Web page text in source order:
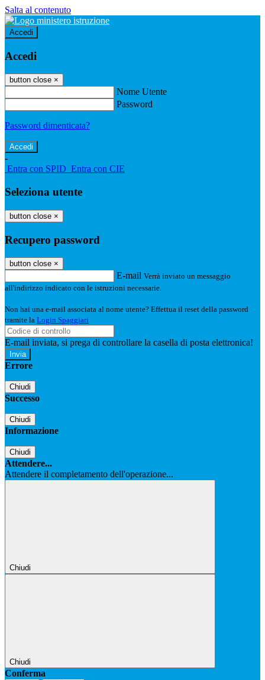
Salta al contenuto
Accedi
Accedi
button close ×
Nome Utente
Password
Password dimenticata?
-
Entra con SPID Entra con CIE
Seleziona utente
button close ×
Recupero password
button close ×
E-mail Verrà inviato un messaggio
all'indirizzo indicato con le istruzioni necessarie.
Non hai una e-mail associata al nome utente? Effettua il reset della password
tramite la Login Spaggiari
E-mail inviata, si prega di controllare la casella di posta elettronica!
Errore
Chiudi
Successo
Chiudi
Informazione
Chiudi
Attendere...
Attendere il completamento dell'operazione...
Chiudi
Chiudi
Conferma